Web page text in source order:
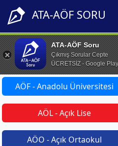
ATA-AÖF SORU
ATA-AÖF Soru
Çıkmış Sorular Cepte
ÜCRETSİZ - Google
AÖF - Anadolu Üniversitesi
AÖL - Açık Lise
AÖO - Açık Ortaokul